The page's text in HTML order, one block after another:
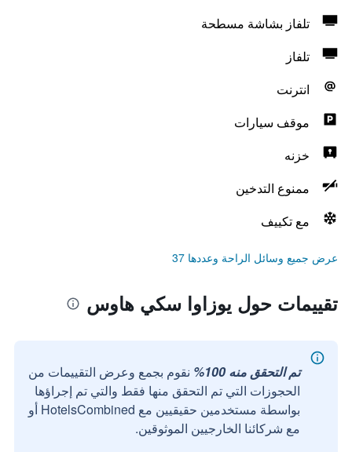
تلفاز بشاشة مسطحة
تلفاز
انترنت
موقف سيارات
خزنه
ممنوع التدخين
مع تكييف
عرض جميع وسائل الراحة وعددها 37
تقييمات حول يوزاوا سكي هاوس
تم التحقق منه 100%
نقوم بجمع وعرض التقييمات من
الحجوزات التي تم التحقق منها فقط والتي تم إجراؤها
بواسطة مستخدمين حقيقيين مع HotelsCombined أو
مع شركائنا الخارجيين الموثوقين.